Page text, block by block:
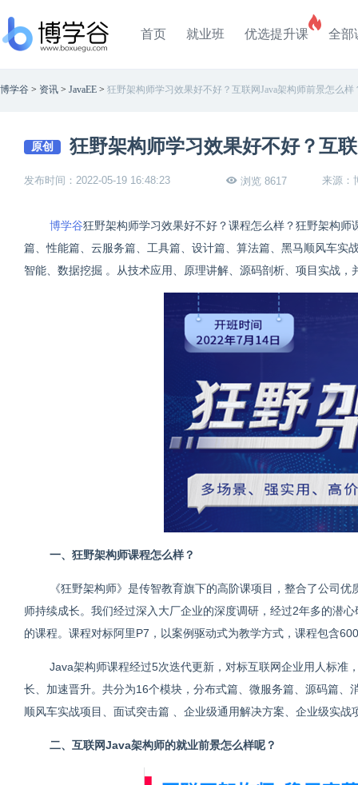
首页 就业班 优选提升课 全部
博学谷 > 资讯 > JavaEE > 狂野架构师学习效果好不好？互联网Java架构师前景怎么样
原创 狂野架构师学习效果好不好？互
发布时间：2022-05-19 16:48:23 浏览 8617 来源：
博学谷狂野架构师学习效果好不好？课程怎么样？狂野架构
篇、性能篇、云服务篇、⼯具篇、设计篇、算法篇、⿊⻢顺⻛⻋
智能、数据挖掘 。从技术应⽤、原理讲解、源码剖析、项⽬实战
一、狂野架构师课程怎么样？
《狂野架构师》是传智教育旗下的⾼阶课项⽬，整合了公司
师持续成⻓。我们经过深⼊⼤⼚企业的深度调研，经过2年多的潜
的课程。课程对标阿⾥P7，以案例驱动式为教学⽅式，课程包含
Java架构师课程经过5次迭代更新，对标互联⽹企业⽤⼈标准
⻓、加速晋升。共分为16个模块，分布式篇、微服务篇、源码篇
顺⻛⻋实战项⽬、⾯试突击篇 、企业级通⽤解决⽅案、企业级实战
二、互联网Java架构师的就业前景怎么样呢？